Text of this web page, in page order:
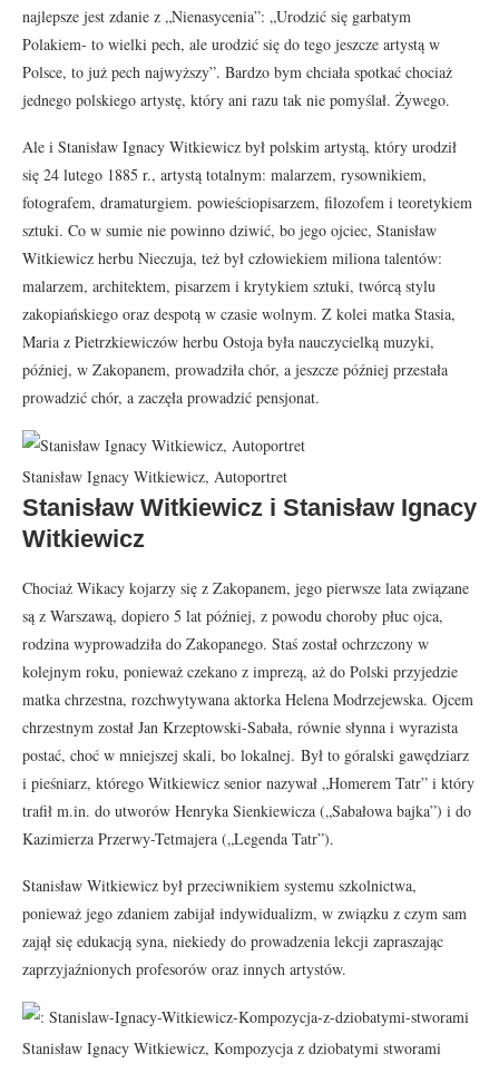
najlepsze jest zdanie z „Nienasycenia”: „Urodzić się garbatym
Polakiem- to wielki pech, ale urodzić się do tego jeszcze artystą w
Polsce, to już pech najwyższy”. Bardzo bym chciała spotkać chociaż
jednego polskiego artystę, który ani razu tak nie pomyślał. Żywego.
Ale i Stanisław Ignacy Witkiewicz był polskim artystą, który urodził
się 24 lutego 1885 r., artystą totalnym: malarzem, rysownikiem,
fotografem, dramaturgiem. powieściopisarzem, filozofem i teoretykiem
sztuki. Co w sumie nie powinno dziwić, bo jego ojciec, Stanisław
Witkiewicz herbu Nieczuja, też był człowiekiem miliona talentów:
malarzem, architektem, pisarzem i krytykiem sztuki, twórcą stylu
zakopiańskiego oraz despotą w czasie wolnym. Z kolei matka Stasia,
Maria z Pietrzkiewiczów herbu Ostoja była nauczycielką muzyki,
później, w Zakopanem, prowadziła chór, a jeszcze później przestała
prowadzić chór, a zaczęła prowadzić pensjonat.
Stanisław Ignacy Witkiewicz, Autoportret
Stanisław Witkiewicz i Stanisław Ignacy
Witkiewicz
Chociaż Wikacy kojarzy się z Zakopanem, jego pierwsze lata związane
są z Warszawą, dopiero 5 lat później, z powodu choroby płuc ojca,
rodzina wyprowadziła do Zakopanego. Staś został ochrzczony w
kolejnym roku, ponieważ czekano z imprezą, aż do Polski przyjedzie
matka chrzestna, rozchwytywana aktorka Helena Modrzejewska. Ojcem
chrzestnym został Jan Krzeptowski-Sabała, równie słynna i wyrazista
postać, choć w mniejszej skali, bo lokalnej. Był to góralski gawędziarz
i pieśniarz, którego Witkiewicz senior nazywał „Homerem Tatr” i który
trafił m.in. do utworów Henryka Sienkiewicza („Sabałowa bajka”) i do
Kazimierza Przerwy-Tetmajera („Legenda Tatr”).
Stanisław Witkiewicz był przeciwnikiem systemu szkolnictwa,
ponieważ jego zdaniem zabijał indywidualizm, w związku z czym sam
zajął się edukacją syna, niekiedy do prowadzenia lekcji zapraszając
zaprzyjaźnionych profesorów oraz innych artystów.
Stanisław Ignacy Witkiewicz, Kompozycja z dziobatymi stworami